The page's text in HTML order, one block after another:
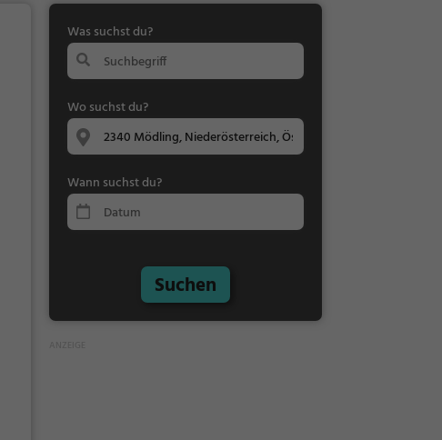
Was suchst du?
Wo suchst du?
Wann suchst du?
Suchen